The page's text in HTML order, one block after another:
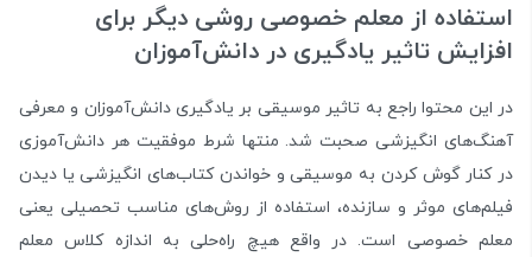
استفاده از معلم خصوصی روشی دیگر برای
افزایش تاثیر یادگیری در دانش‌آموزان
در این محتوا راجع به تاثیر موسیقی بر یادگیری دانش‌آموزان و معرفی
آهنگ‌های انگیزشی صحبت شد. منتها شرط موفقیت هر دانش‌آموزی
در کنار گوش کردن به موسیقی و خواندن کتاب‌های انگیزشی یا دیدن
فیلم‌های موثر و سازنده، استفاده از روش‌های مناسب تحصیلی یعنی
معلم خصوصی است. در واقع هیچ راه‌حلی به اندازه کلاس معلم